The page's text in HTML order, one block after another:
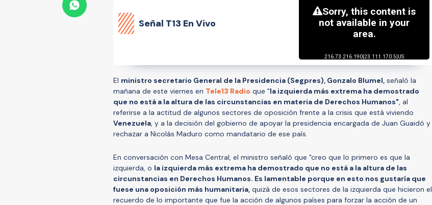
Señal T13 En Vivo
El ministro secretario General de la Presidencia (Segpres), Gonzalo Blumel, señaló la
mañana de este viernes en Tele13 Radio que "la izquierda más extrema ha demostrado
que no está a la altura de las circunstancias en materia de Derechos Humanos", al
referirse a la actitud de algunos sectores de oposición frente a la crisis que está viviendo
Venezuela, y a la decisión del gobierno de apoyar la presidencia encargada de Juan Guaidó y
rechazar a Nicolás Maduro como mandatario de ese país.
En conversación con Mesa Central, el ministro señaló que "creo que lo primero es que la
izquierda, o la izquierda más extrema ha demostrado que no está a la altura de las
circunstancias en Derechos Humanos. Es lamentable porque en esto nos gustaría que
fuese una oposición más humanitaria, quizá de esos sectores de la izquierda que hicieron el
recuerdo de lo importante que fue la acción de algunos países para forzar la acción de un